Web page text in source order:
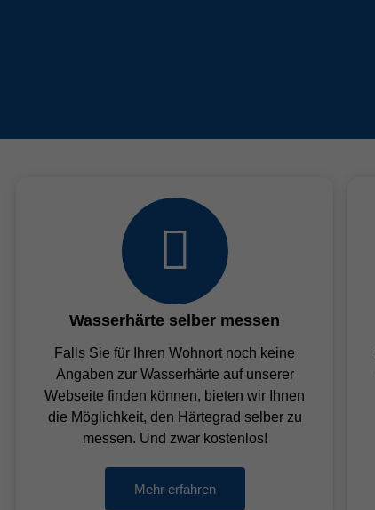
Wasserhärte selber messen
Falls Sie für Ihren Wohnort noch keine
Angaben zur Wasserhärte auf unserer
Webseite finden können, bieten wir Ihnen
die Möglichkeit, den Härtegrad selber zu
messen. Und zwar kostenlos!
Mehr erfahren